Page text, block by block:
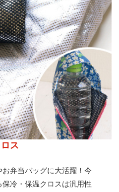
ス
弁当バッグに大活躍！今
冷・保温クロスは汎用性